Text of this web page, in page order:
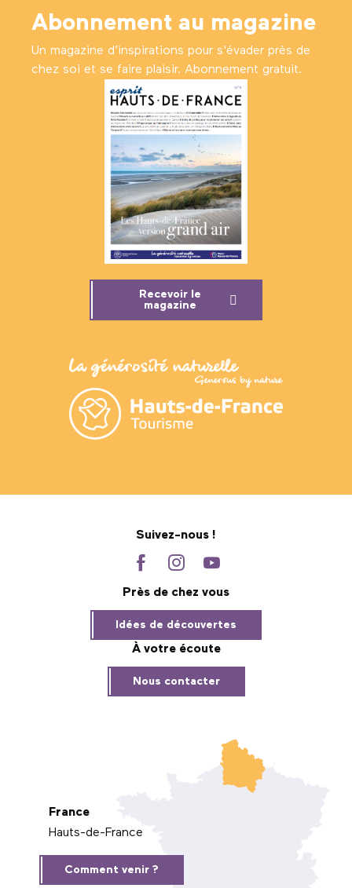
Abonnement au magazine
Un magazine d’inspirations pour s'évader près de
chez soi et se faire plaisir. Abonnement gratuit.
Recevoir le
magazine
Suivez-nous !
Près de chez vous
Idées de découvertes
À votre écoute
Nous contacter
France
Hauts-de-France
Comment venir ?